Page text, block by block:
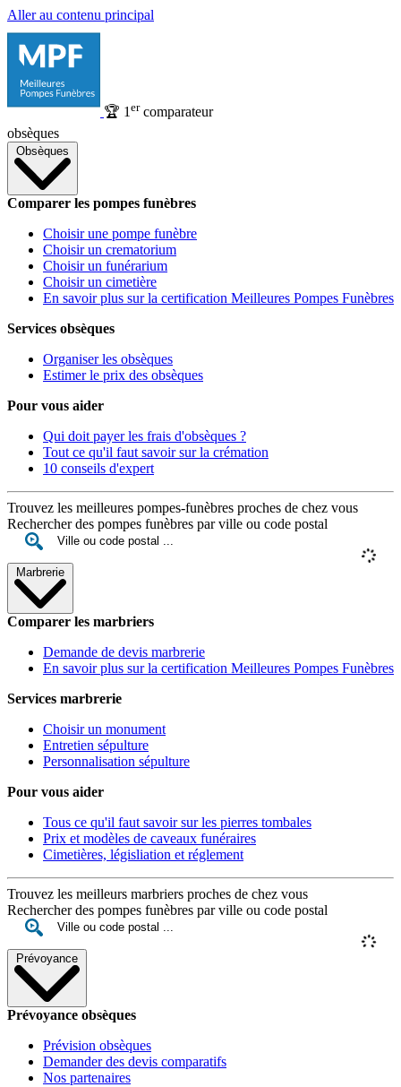
Aller au contenu principal
🏆 1 ercomparateur
obsèques
Obsèques
Comparer les pompes funèbres
Choisir une pompe funèbre
Choisir un crematorium
Choisir un funérarium
Choisir un cimetière
En savoir plus sur la certification Meilleures Pompes Funèbres
Services obsèques
Organiser les obsèques
Estimer le prix des obsèques
Pour vous aider
Qui doit payer les frais d'obsèques ?
Tout ce qu'il faut savoir sur la crémation
10 conseils d'expert
Trouvez les meilleures pompes-funèbres proches de chez vous
Rechercher des pompes funèbres par ville ou code postal
Marbrerie
Comparer les marbriers
Demande de devis marbrerie
En savoir plus sur la certification Meilleures Pompes Funèbres
Services marbrerie
Choisir un monument
Entretien sépulture
Personnalisation sépulture
Pour vous aider
Tous ce qu'il faut savoir sur les pierres tombales
Prix et modèles de caveaux funéraires
Cimetières, législiation et réglement
Trouvez les meilleurs marbriers proches de chez vous
Rechercher des pompes funèbres par ville ou code postal
Prévoyance
Prévoyance obsèques
Prévision obsèques
Demander des devis comparatifs
Nos partenaires